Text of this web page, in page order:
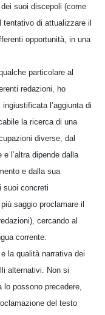
dei suoi discepoli (come
di attualizzare il
opportunità, in una
particolare al
redazioni, ho
l’aggiunta di
la ricerca di una
diverse, dal
l’altra dipende dalla
e dalla sua
suoi concreti
saggio proclamare il
cercando al
corrente.
la qualità narrativa dei
alternativi. Non si
possono precedere,
del testo